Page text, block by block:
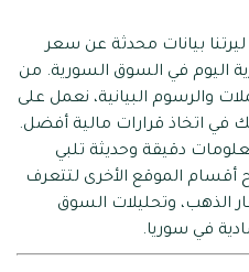
بيانات محدثة عن سعر
اليوم في السوق السورية. من
والرسوم البيانية، نعمل على
في اتخاذ قرارات مالية أفضل.
دقيقة وحديثة تلبي
أقسام الموقع الأخرى لتتعرف
الذهب، وتحليلات السوق
في سوريا.